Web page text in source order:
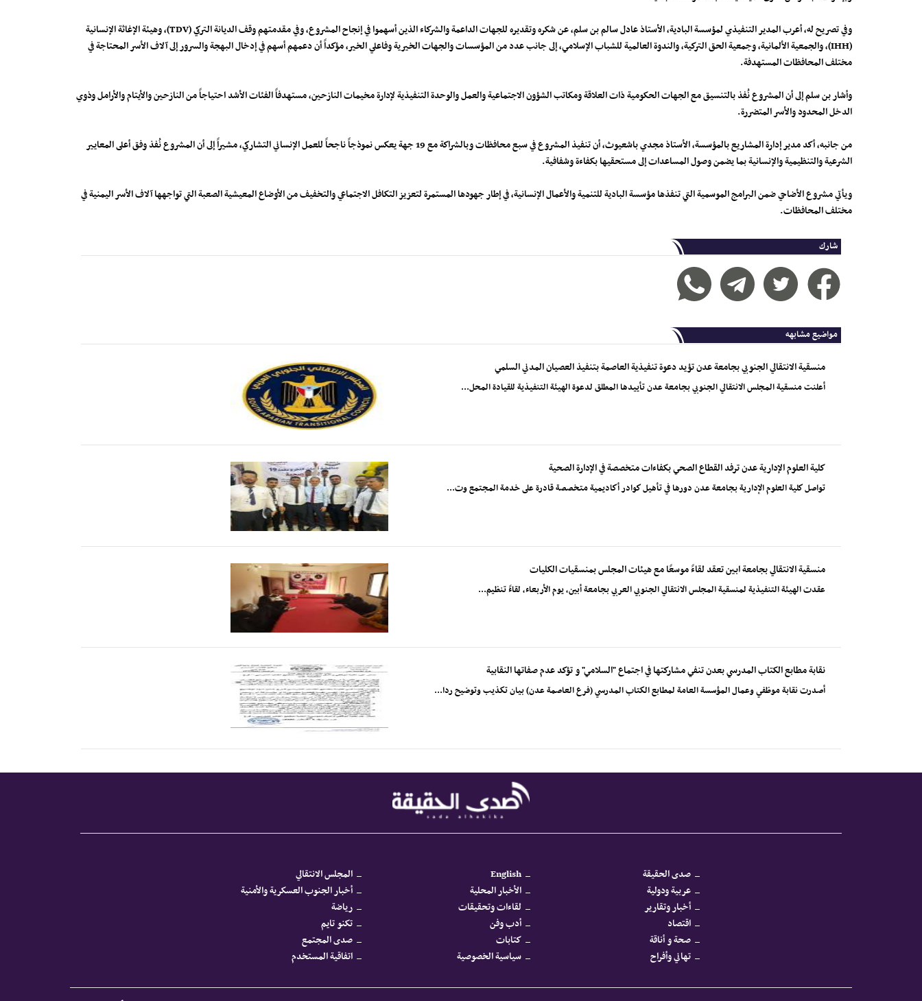
وفي تصريح له، أعرب المدير التنفيذي لمؤسسة البادية، الأستاذ عادل سالم بن سلم، عن شكره وتقديره للجهات الداعمة والشركاء الذين أسهموا في إنجاح المشروع، وفي مقدمتهم وقف الديانة التركي (TDV)، وهيئة الإغاثة الإنسانية
(IHH)، والجمعية الألمانية، وجمعية الحق التركية، والندوة العالمية للشباب الإسلامي، إلى جانب عدد من المؤسسات والجهات الخيرية وفاعلي الخير، مؤكداً أن دعمهم أسهم في إدخال البهجة والسرور إلى آلاف الأسر المحتاجة في
مختلف المحافظات المستهدفة.
وأشار بن سلم إلى أن المشروع نُفذ بالتنسيق مع الجهات الحكومية ذات العلاقة ومكاتب الشؤون الاجتماعية والعمل والوحدة التنفيذية لإدارة مخيمات النازحين، مستهدفاً الفئات الأشد احتياجاً من النازحين والأيتام والأرامل وذوي
الدخل المحدود والأسر المتضررة.
من جانبه، أكد مدير إدارة المشاريع بالمؤسسة، الأستاذ مجدي باشعيوث، أن تنفيذ المشروع في سبع محافظات وبالشراكة مع 19 جهة يعكس نموذجاً ناجحاً للعمل الإنساني التشاركي، مشيراً إلى أن المشروع نُفذ وفق أعلى المعايير
الشرعية والتنظيمية والإنسانية بما يضمن وصول المساعدات إلى مستحقيها بكفاءة وشفافية.
ويأتي مشروع الأضاحي ضمن البرامج الموسمية التي تنفذها مؤسسة البادية للتنمية والأعمال الإنسانية، في إطار جهودها المستمرة لتعزيز التكافل الاجتماعي والتخفيف من الأوضاع المعيشية الصعبة التي تواجهها آلاف الأسر اليمنية في
مختلف المحافظات.
شارك
مواضيع مشابهه
منسقية الانتقالي الجنوبي بجامعة عدن تؤيد دعوة تنفيذية العاصمة بتنفيذ العصيان المدني السلمي
أعلنت منسقية المجلس الانتقالي الجنوبي بجامعة عدن تأييدها المطلق لدعوة الهيئة التنفيذية للقيادة المحل...
كلية العلوم الإدارية عدن ترفد القطاع الصحي بكفاءات متخصصة في الإدارة الصحية
تواصل كلية العلوم الإدارية بجامعة عدن دورها في تأهيل كوادر أكاديمية متخصصة قادرة على خدمة المجتمع وت...
منسقية الانتقالي بجامعة ابين تعقد لقاءً موسعًا مع هيئات المجلس بمنسقيات الكليات
عقدت الهيئة التنفيذية لمنسقية المجلس الانتقالي الجنوبي العربي بجامعة أبين، يوم الأربعاء، لقاءً تنظيم...
نقابة مطابع الكتاب المدرسي بعدن تنفي مشاركتها في اجتماع "السلامي" و تؤكد عدم صفاتها النقابية
أصدرت نقابة موظفي وعمال المؤسسة العامة لمطابع الكتاب المدرسي (فرع العاصمة عدن) بيان تكذيب وتوضيح ردا...
صدى الحقيقة English
المجلس الانتقالي
عربية ودولية
الأخبار المحلية
أخبار الجنوب العسكرية والأمنية
أخبار وتقارير
لقاءات وتحقيقات
رياضة
اقتصاد
أدب وفن
تكنو تايم
صحة و أناقة
كتابات
صدى المجتمع
تهاني وأفراح
سياسية الخصوصية اتفاقية المستخدم